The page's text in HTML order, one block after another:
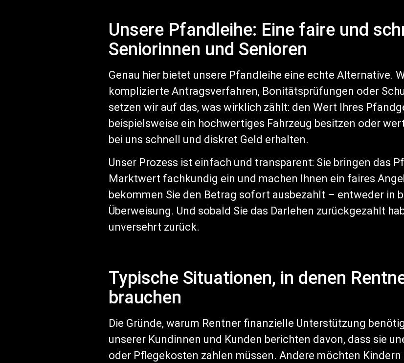
Unsere Pfandleihe: Eine faire und
Seniorinnen und Senioren
Genau hier bietet unsere Pfandleihe eine echte Alternative.
komplizierte Antragsverfahren, Bonitätsprüfungen oder
setzen wir auf das, was wirklich zählt: den Wert Ihres
beispielsweise ein hochwertiges Fahrzeug besitzen oder
bei uns schnell und diskret Geld erhalten.
Unser Prozess ist einfach und transparent: Sie bringen das
Marktwert fachkundig ein und machen Ihnen ein faires
bekommen Sie den Betrag sofort ausbezahlt – entweder in
Überweisung. Und sobald Sie das Darlehen zurückgezahlt
unversehrt zurück.
Typische Situationen, in denen
brauchen
Die Gründe, warum Rentner finanzielle Unterstützung
unserer Kundinnen und Kunden berichten davon, dass sie
oder Pflegekosten zahlen müssen. Andere möchten